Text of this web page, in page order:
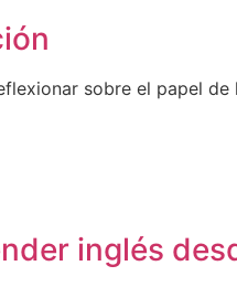
sobre el papel de
inglés